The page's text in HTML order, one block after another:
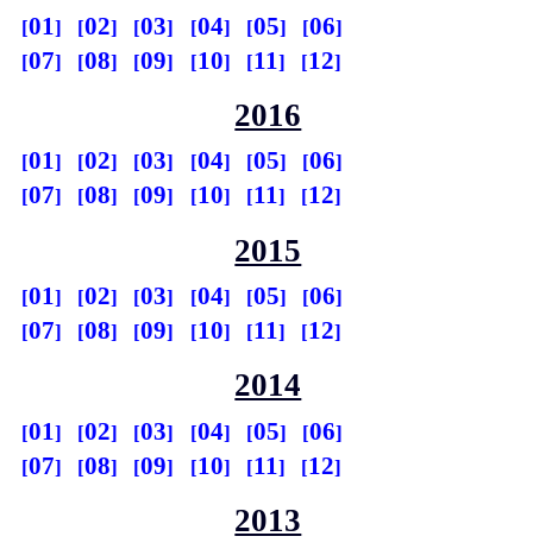
01 02 03 04 05
06
07
08 09 10 11 12
2016
01 02 03 04 05
06
07
08 09 10 11 12
2015
01 02 03 04 05
06
07
08 09 10 11 12
2014
01 02 03 04 05
06
07
08 09 10 11 12
2013